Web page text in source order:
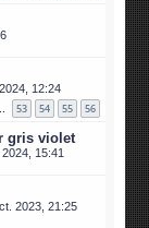
12:24
53 54 55 56
gris violet
15:41
2023, 21:25